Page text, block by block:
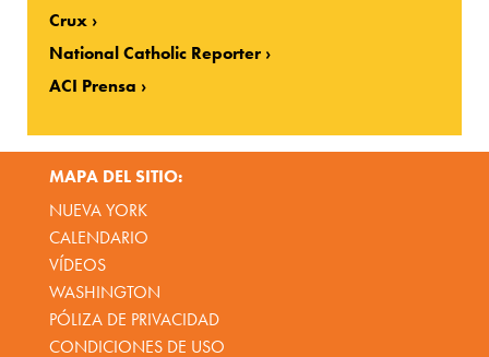
Crux
National Catholic Reporter
ACI Prensa
MAPA DEL SITIO:
NUEVA YORK
CALENDARIO
VÍDEOS
WASHINGTON
PÓLIZA DE PRIVACIDAD
CONDICIONES DE USO